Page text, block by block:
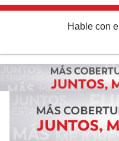
Hable con el